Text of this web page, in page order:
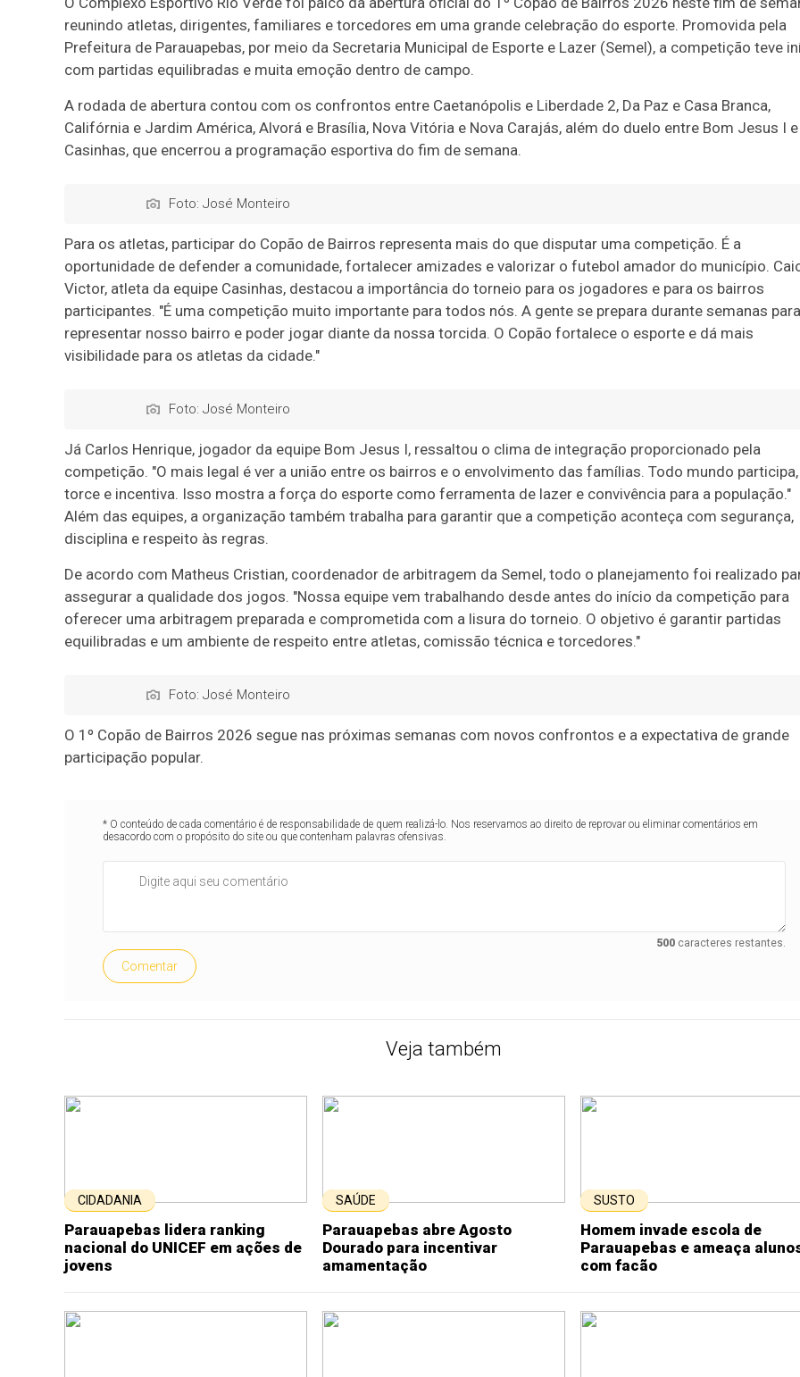
reunindo atletas, dirigentes, familiares e torcedores em uma grande celebração do esporte. Promovida pela
Prefeitura de Parauapebas, por meio da Secretaria Municipal de Esporte e Lazer (Semel), a competição teve
com partidas equilibradas e muita emoção dentro de campo.
A rodada de abertura contou com os confrontos entre Caetanópolis e Liberdade 2, Da Paz e Casa Branca,
Califórnia e Jardim América, Alvorá e Brasília, Nova Vitória e Nova Carajás, além do duelo entre Bom Jesus I e
Casinhas, que encerrou a programação esportiva do fim de semana.
Foto: José Monteiro
Para os atletas, participar do Copão de Bairros representa mais do que disputar uma competição. É a
oportunidade de defender a comunidade, fortalecer amizades e valorizar o futebol amador do município.
Victor, atleta da equipe Casinhas, destacou a importância do torneio para os jogadores e para os bairros
participantes. "É uma competição muito importante para todos nós. A gente se prepara durante semanas para
representar nosso bairro e poder jogar diante da nossa torcida. O Copão fortalece o esporte e dá mais
visibilidade para os atletas da cidade."
Foto: José Monteiro
Já Carlos Henrique, jogador da equipe Bom Jesus I, ressaltou o clima de integração proporcionado pela
competição. "O mais legal é ver a união entre os bairros e o envolvimento das famílias. Todo mundo participa,
torce e incentiva. Isso mostra a força do esporte como ferramenta de lazer e convivência para a população."
Além das equipes, a organização também trabalha para garantir que a competição aconteça com segurança,
disciplina e respeito às regras.
De acordo com Matheus Cristian, coordenador de arbitragem da Semel, todo o planejamento foi realizado
assegurar a qualidade dos jogos. "Nossa equipe vem trabalhando desde antes do início da competição para
oferecer uma arbitragem preparada e comprometida com a lisura do torneio. O objetivo é garantir partidas
equilibradas e um ambiente de respeito entre atletas, comissão técnica e torcedores."
Foto: José Monteiro
O 1º Copão de Bairros 2026 segue nas próximas semanas com novos confrontos e a expectativa de grande
participação popular.
* O conteúdo de cada comentário é de responsabilidade de quem realizá-lo. Nos reservamos ao direito de reprovar ou eliminar comentários em
desacordo com o propósito do site ou que contenham palavras ofensivas.
500caracteres restantes.
Comentar
Veja também
CIDADANIA
Parauapebas lidera ranking
nacional do UNICEF em ações de
jovens
SAÚDE
Parauapebas abre Agosto
Dourado para incentivar
amamentação
SUSTO
Homem invade escola de
Parauapebas e ameaça
com facão